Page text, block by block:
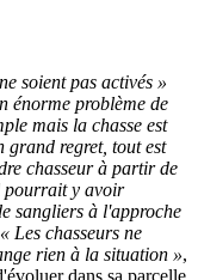
soient pas activés »
énorme problème de
mais la chasse est
grand regret, tout est
chasseur à partir de
pourrait y avoir
sangliers à l'approche
« Les chasseurs ne
rien à la situation »,
dans sa parcelle